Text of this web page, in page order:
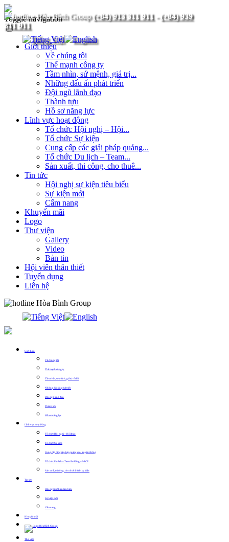
(+84) 913 311 911- (+84) 939
311 911
Toggle navigation
Giới thiệu
Về chúng tôi
Thế mạnh công ty
Tầm nhìn, sứ mệnh, giá trị...
Những dấu ấn phát triển
Đội ngũ lãnh đạo
Thành tựu
Hồ sơ năng lực
Lĩnh vực hoạt động
Tổ chức Hội nghị – Hội...
Tổ chức Sự kiện
Cung cấp các giải pháp quảng...
Tổ chức Du lịch – Team...
Sản xuất, thi công, cho thuê...
Tin tức
Hội nghị sự kiện tiêu biểu
Sự kiện mới
Cẩm nang
Khuyến mãi
Logo
Thư viện
Gallery
Video
Bản tin
Hội viên thân thiết
Tuyển dụng
Liên hệ
Giới thiệu
Về chúng tôi
Thế mạnh công ty
Tầm nhìn, sứ mệnh, giá trị cốt lõi
Những dấu ấn phát triển
Đội ngũ lãnh đạo
Thành tựu
Hồ sơ năng lực
Lĩnh vực hoạt động
Tổ chức Hội nghị – Hội thảo
Tổ chức Sự kiện
Cung cấp các giải pháp quảng cáo, truyền thông
Tổ chức Du lịch – Team Building – MICE
Sản xuất, thi công, cho thuê thiết bị sự kiện
Tin tức
Hội nghị sự kiện tiêu biểu
Sự kiện mới
Cẩm nang
Khuyến mãi
Thư viện